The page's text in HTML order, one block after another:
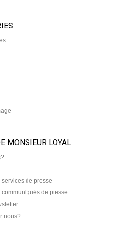
MONSIEUR LOYAL
de presse
communiqués de presse
nous?